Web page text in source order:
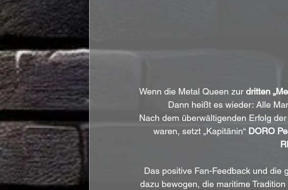
Wenn die Metal Queen zur dritten
Dann heißt es wieder: Alle
Nach dem überwältigenden Erfolg der
waren, setzt „Kapitänin“ DORO
Das positive Fan-Feedback und die
dazu bewogen, die maritime